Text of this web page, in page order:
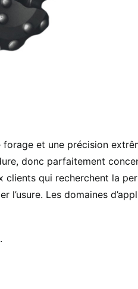
et une précision
donc parfaitement
qui recherchent la
Les domaines